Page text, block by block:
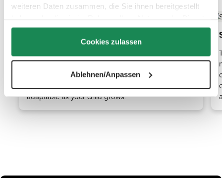
weiteren Daten zusammen, die Sie ihnen bereitgestellt
gesammelt haben.
Cookies zulassen
Ablehnen/Anpassen
choose, the ABC Design footmuff with ideal comfort
length can be universally combined with all models.
Belt slots at different heights make it adjustable and
adaptable as your child grows.